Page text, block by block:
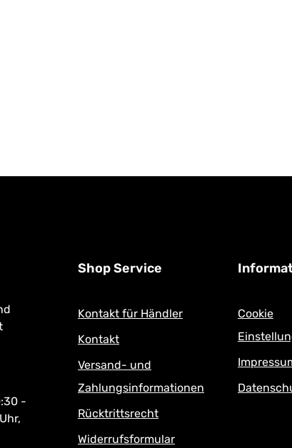
-
Shop Service
Kontakt für Händler
Kontakt
Versand- und
Zahlungsinformationen
Rücktrittsrecht
Widerrufsformular
Cookie